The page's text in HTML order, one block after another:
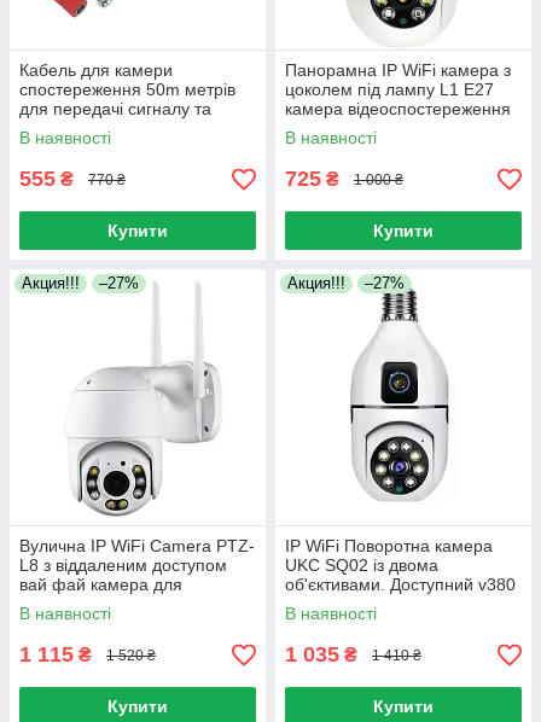
Кабель для камери
спостереження 50m метрів
для передачі сигналу та
подачі живлення
В наявності
555 ₴ 770 ₴
Купити
Панорамна IP WiFi камера з
цоколем під лампу L1 E27
камера відеоспостереження
з мікрофоном та динаміком
В наявності
725 ₴ 1 000 ₴
Купити
Акция!!! –27%
Вулична IP WiFi Camera PTZ-
L8 з віддаленим доступом
вай фай камера для
відеоспостереження та
безпеки
В наявності
1 115 ₴ 1 520 ₴
Купити
Акция!!! –27%
IP WiFi Поворотна камера
UKC SQ02 із двома
об'єктивами. Доступний v380
та нічна зйомка
В наявності
1 035 ₴ 1 410 ₴
Купити